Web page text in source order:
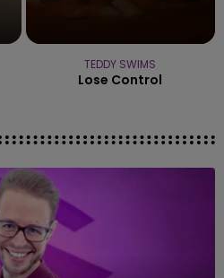
TEDDY SWIMS
Lose Control